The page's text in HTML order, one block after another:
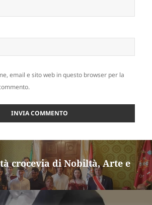
email e sito web in questo browser per la
crocevia di Nobiltà, Arte e